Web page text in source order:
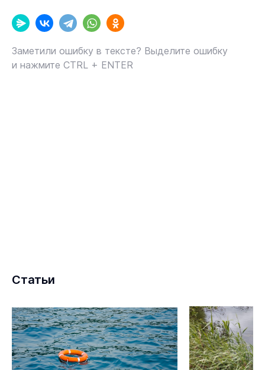
Заметили ошибку в тексте? Выделите ошибку
и нажмите CTRL + ENTER
Статьи